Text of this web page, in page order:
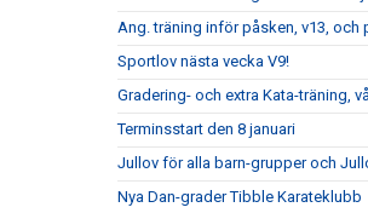
Ang. träning inför påsken, v13, och
Sportlov nästa vecka V9!
Gradering- och extra Kata-träning,
Terminsstart den 8 januari
Jullov för alla barn-grupper och
Nya Dan-grader Tibble Karateklubb